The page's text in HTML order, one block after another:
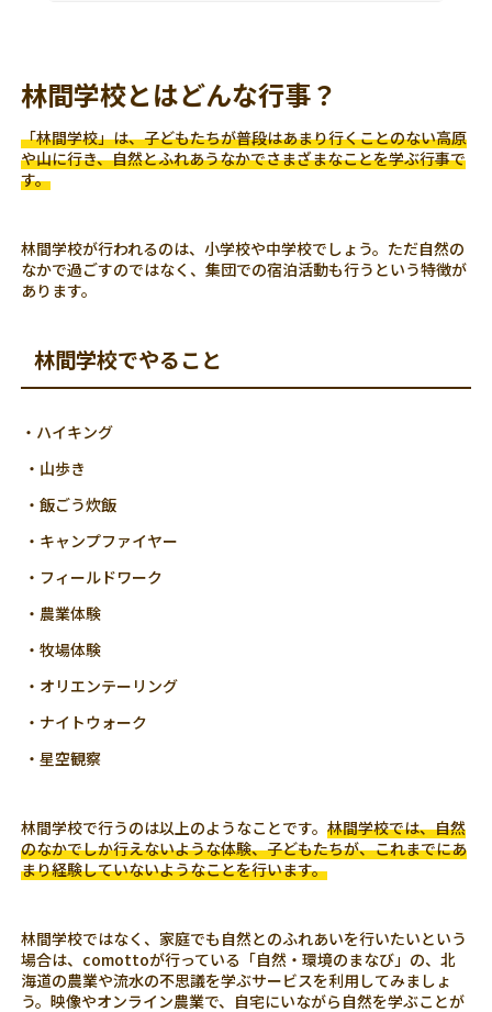
林間学校とはどんな行事？
「林間学校」は、子どもたちが普段はあまり行くことのない高原
や山に行き、自然とふれあうなかでさまざまなことを学ぶ行事で
す。
林間学校が行われるのは、小学校や中学校でしょう。ただ自然の
なかで過ごすのではなく、集団での宿泊活動も行うという特徴が
あります。
林間学校でやること
・ハイキング
・山歩き
・飯ごう炊飯
・キャンプファイヤー
・フィールドワーク
・農業体験
・牧場体験
・オリエンテーリング
・ナイトウォーク
・星空観察
林間学校で行うのは以上のようなことです。林間学校では、自然
のなかでしか行えないような体験、子どもたちが、これまでにあ
まり経験していないようなことを行います。
林間学校ではなく、家庭でも自然とのふれあいを行いたいという
場合は、comottoが行っている「自然・環境のまなび」の、北
海道の農業や流水の不思議を学ぶサービスを利用してみましょ
う。映像やオンライン農業で、自宅にいながら自然を学ぶことが